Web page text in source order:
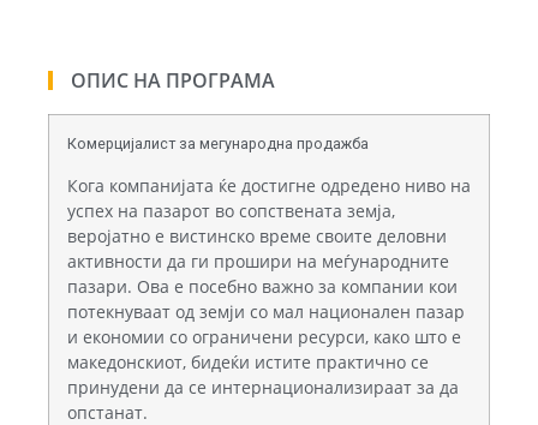
ОПИС НА ПРОГРАМА
Комерцијалист за мегународна продажба
Кога компанијата ќе достигне одредено ниво на
успех на пазарот во сопствената земја,
веројатно е вистинско време своите деловни
активности да ги прошири на меѓународните
пазари. Ова е посебно важно за компании кои
потекнуваат од земји со мал национален пазар
и економии со ограничени ресурси, како што е
македонскиот, бидеќи истите практично се
принудени да се интернационализираат за да
опстанат.